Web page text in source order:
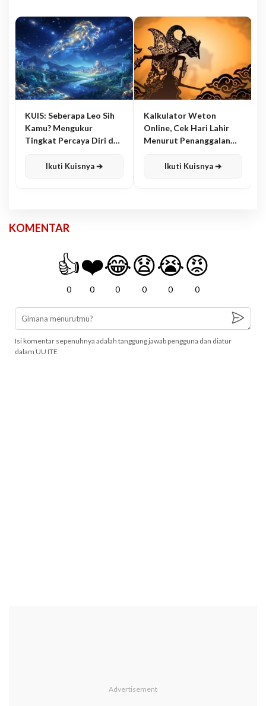
KUIS: Seberapa Leo Sih
Kamu? Mengukur
Tingkat Percaya Diri dan
Ikuti Kuisnya ➔
Kalkulator Weton
Online, Cek Hari Lahir
Menurut Penanggalan
Ikuti Kuisnya ➔
KOMENTAR
👍
0
❤️
0
😂
0
😧
0
😭
0
😡
0
Isi komentar sepenuhnya adalah tanggung jawab pengguna dan diatur
dalam UU ITE